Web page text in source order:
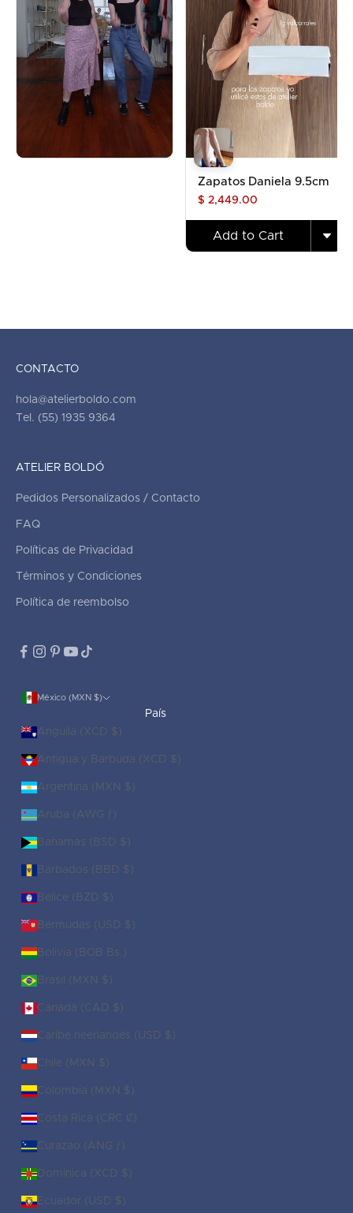
Zapatos Daniela 9.5cm
$ 2,449.00
Add to Cart
CONTACTO
hola@atelierboldo.com
Tel. (55) 1935 9364
ATELIER BOLDÓ
Pedidos Personalizados / Contacto
FAQ
Políticas de Privacidad
Términos y Condiciones
Política de reembolso
México (MXN $)
País
Anguila (XCD $)
Antigua y Barbuda (XCD $)
Argentina (MXN $)
Aruba (AWG ƒ)
Bahamas (BSD $)
Barbados (BBD $)
Belice (BZD $)
Bermudas (USD $)
Bolivia (BOB Bs.)
Brasil (MXN $)
Canadá (CAD $)
Caribe neerlandés (USD $)
Chile (MXN $)
Colombia (MXN $)
Costa Rica (CRC ₡)
Curazao (ANG ƒ)
Dominica (XCD $)
Ecuador (USD $)